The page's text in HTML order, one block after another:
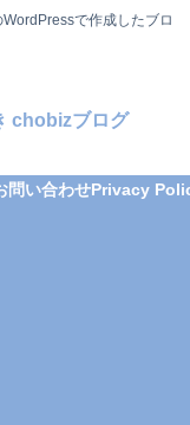
で作成したブロ
chobizブログ
問い合わせPrivacy